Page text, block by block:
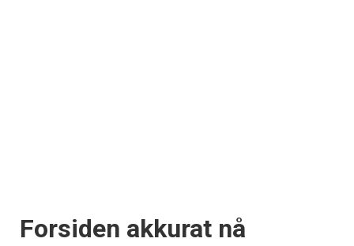
Forsiden akkurat nå